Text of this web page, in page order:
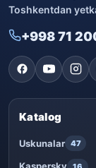
Toshkentdan
+998 71
Katalog
Uskunalar 47